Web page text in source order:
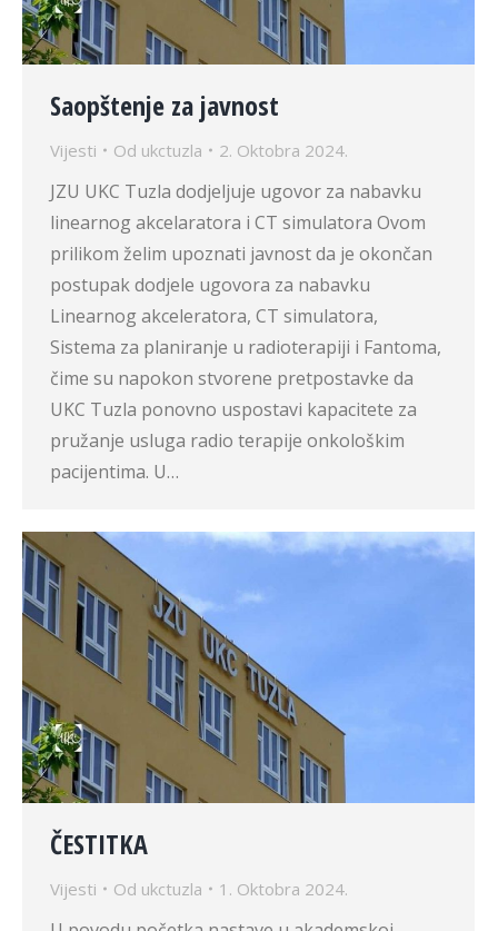
Saopštenje za javnost
Vijesti Od ukctuzla 2. Oktobra 2024.
JZU UKC Tuzla dodjeljuje ugovor za nabavku
linearnog akcelaratora i CT simulatora Ovom
prilikom želim upoznati javnost da je okončan
postupak dodjele ugovora za nabavku
Linearnog akceleratora, CT simulatora,
Sistema za planiranje u radioterapiji i Fantoma,
čime su napokon stvorene pretpostavke da
UKC Tuzla ponovno uspostavi kapacitete za
pružanje usluga radio terapije onkološkim
pacijentima. U…
ČESTITKA
Vijesti Od ukctuzla 1. Oktobra 2024.